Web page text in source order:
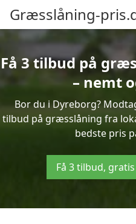
Græsslåning-
Få 3 tilbud på
– nemt
Bor du i Dyreborg?
tilbud på græsslåning fra
bedste pris
Få 3 tilbud,